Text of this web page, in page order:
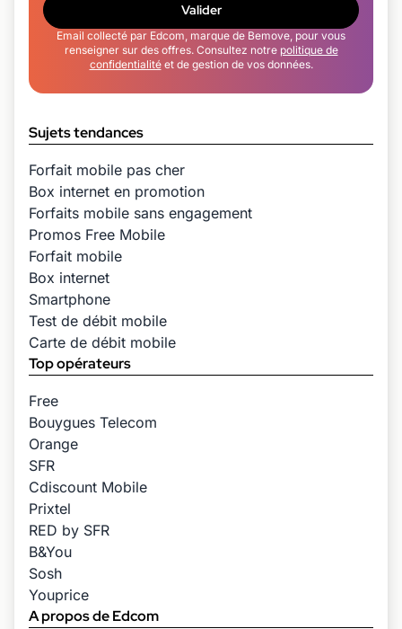
Valider
Email collecté par Edcom, marque de Bemove, pour vous
renseigner sur des offres. Consultez notre politique de
confidentialitéet de gestion de vos données.
Sujets tendances
Forfait mobile pas cher
Box internet en promotion
Forfaits mobile sans engagement
Promos Free Mobile
Forfait mobile
Box internet
Smartphone
Test de débit mobile
Carte de débit mobile
Top opérateurs
Free
Bouygues Telecom
Orange
SFR
Cdiscount Mobile
Prixtel
RED by SFR
B&You
Sosh
Youprice
A propos de Edcom